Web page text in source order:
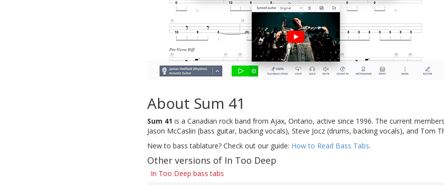
About Sum 41
Sum 41 is a Canadian rock band from Ajax, Ontario, active since 1996. The current
Jason McCaslin (bass guitar, backing vocals), Steve Jocz (drums, backing vocals), and Tom
New to bass tablature? Check out our guide: How to Read Bass Tabs.
Other versions of In Too Deep
In Too Deep bass tabs